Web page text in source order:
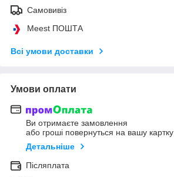
Самовивіз
Meest ПОШТА
Всі умови доставки
Умови оплати
Ви отримаєте замовлення
або гроші повернуться на вашу картку
Детальніше
Післяплата